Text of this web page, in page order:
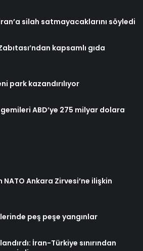
silah satmayacaklarını söyledi
kapsamlı gıda
park kazandırılıyor
gemileri ABD’ye 275 milyar dolara
NATO Ankara Zirvesi’ne ilişkin
peş peşe yangınlar
İran-Türkiye sınırından